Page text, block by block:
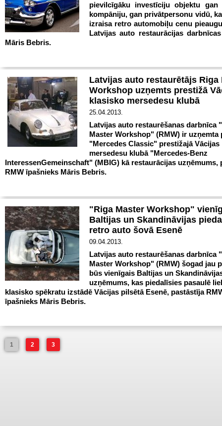
pievilcīgāku investīciju objektu gan
kompāniju, gan privātpersonu vidū,
izraisa retro automobiļu cenu
Latvijas auto restaurācijas
Māris Bebris.
Latvijas auto restaurētājs Riga
Workshop uzņemts prestižā
klasisko mersedesu klubā
25.04.2013.
Latvijas auto restaurēšanas darbnīca
Master Workshop" (RMW) ir uzņemta
"Mercedes Classic" prestižajā Vācijas
mersedesu klubā "Mercedes-Benz
InteressenGemeinschaft" (MBIG) kā restaurācijas uzņēmums,
RMW īpašnieks Māris Bebris.
"Riga Master Workshop"
Baltijas un Skandināvijas
retro auto šovā Esenē
09.04.2013.
Latvijas auto restaurēšanas darbnīca
Master Workshop" (RMW) šogad jau
būs vienīgais Baltijas un
uzņēmums, kas piedalīsies pasaulē
klasisko spēkratu izstādē Vācijas pilsētā Esenē, pastāstīja
īpašnieks Māris Bebris.
1 2 3